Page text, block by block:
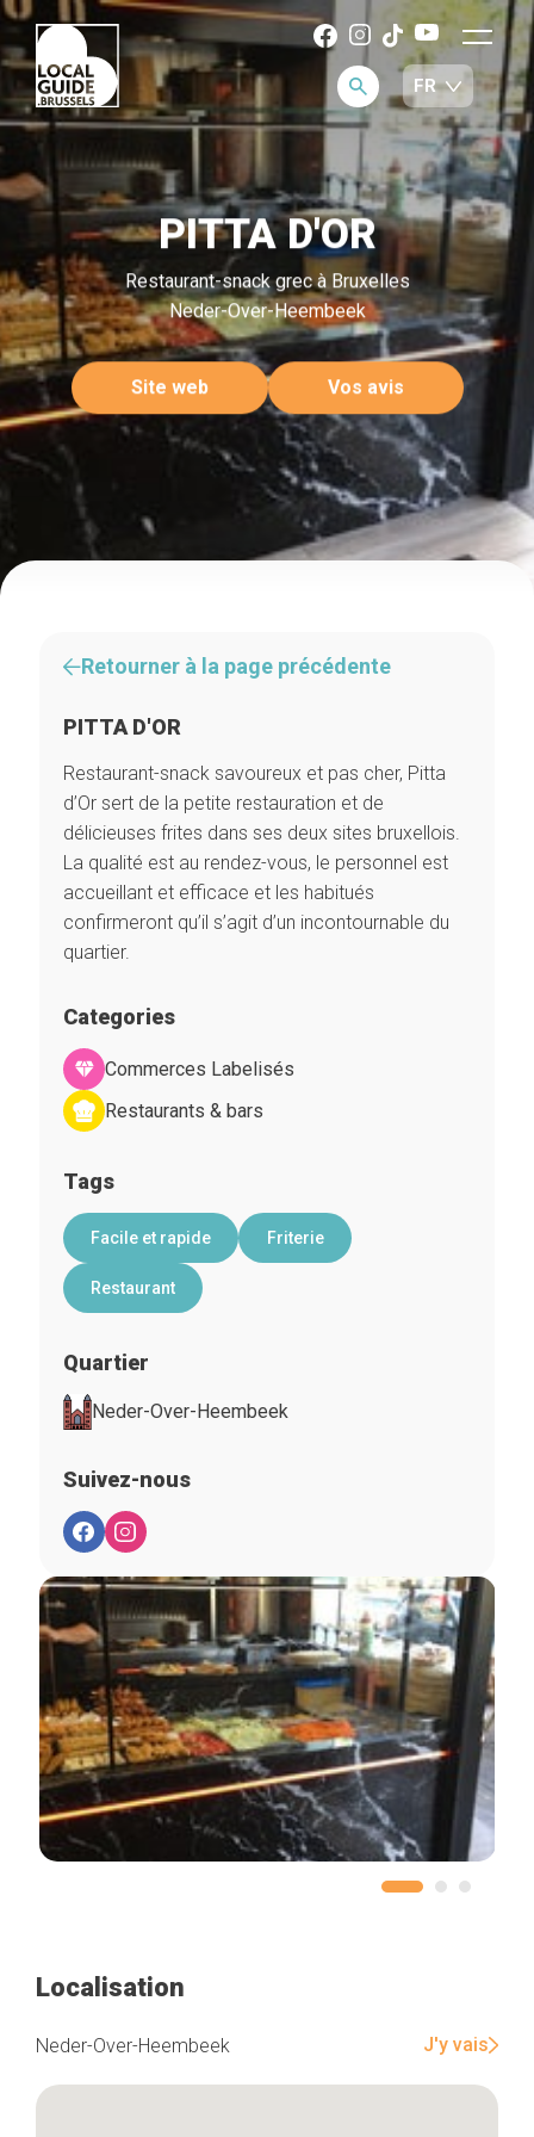
PITTA D'OR
Restaurant-snack grec à Bruxelles
Neder-Over-Heembeek
Site web Vos avis
Retourner à la page précédente
PITTA D'OR
Restaurant-snack savoureux et pas cher, Pitta
d’Or sert de la petite restauration et de
délicieuses frites dans ses deux sites bruxellois.
La qualité est au rendez-vous, le personnel est
accueillant et efficace et les habitués
confirmeront qu’il s’agit d’un incontournable du
quartier.
Categories
Commerces Labelisés
Restaurants & bars
Tags
Facile et rapide Friterie
Restaurant
Quartier
Neder-Over-Heembeek
Suivez-nous
Localisation
Neder-Over-Heembeek J'y vais